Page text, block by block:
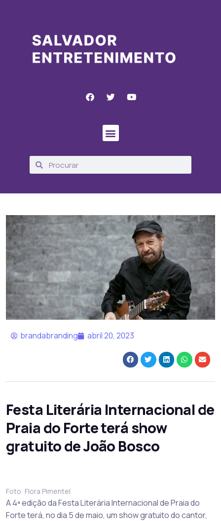
brandabranding abril 20, 2023
Festa Literária Internacional de
Praia do Forte terá show
gratuito de João Bosco
​Foto: Flora Pimentel
A 4ª edição da Festa Literária Internacional de Praia do
Forte terá, no dia 5 de maio, um show gratuito do cantor,